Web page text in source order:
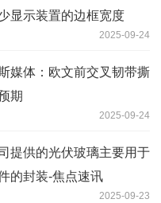
显示装置的边框宽度
2025-09-24
媒体：欧文前交叉韧带撕
期
2025-09-24
提供的光伏玻璃主要用于
的封装-焦点速讯
2025-09-23